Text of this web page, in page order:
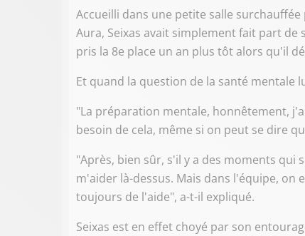
Accueilli dans une petite salle
Aura, Seixas avait simplement fait part
pris la 8e place un an plus tôt alors qu'il
Et quand la question de la santé mentale
"La préparation mentale, honnêtement,
besoin de cela, même si on peut se dire
"Après, bien sûr, s'il y a des moments
m'aider là-dessus. Mais dans l'équipe,
toujours de l'aide", a-t-il expliqué.
Seixas est en effet choyé par son